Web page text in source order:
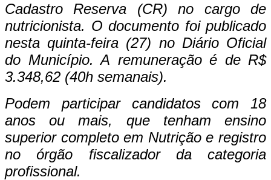
Cadastro Reserva (CR) no cargo de
nutricionista. O documento foi publicado
nesta quinta-feira (27) no Diário Oficial
do Município. A remuneração é de R$
3.348,62 (40h semanais).
Podem participar candidatos com 18
anos ou mais, que tenham ensino
superior completo em Nutrição e registro
no órgão fiscalizador da categoria
profissional.